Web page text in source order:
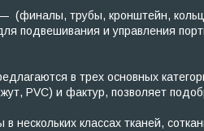
(финалы, трубы, кронштейн,
подвешивания и управления
в трех основных
PVC) и фактур, позволяет
нескольких классах тканей,